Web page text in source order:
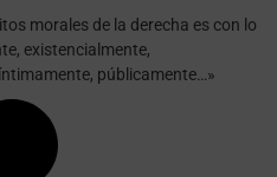
morales de la derecha es con lo
existencialmente,
públicamente…»